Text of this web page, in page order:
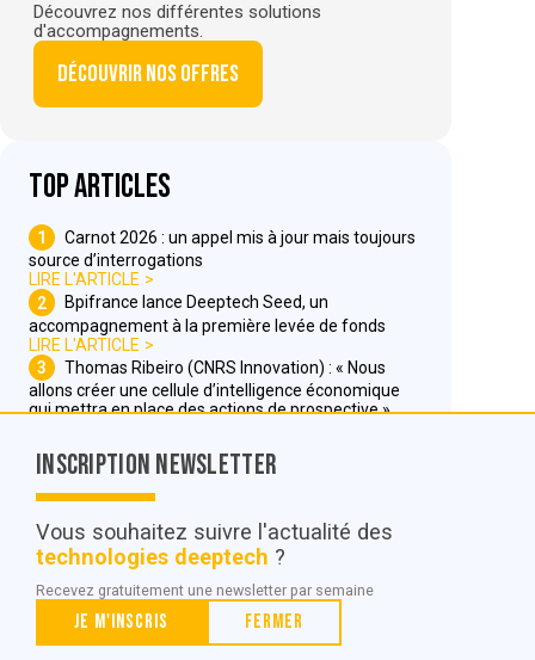
Découvrez nos différentes solutions
d'accompagnements.
Découvrir nos offres
Top articles
1
Carnot 2026 : un appel mis à jour mais toujours
source d’interrogations
LIRE L'ARTICLE
2
Bpifrance lance Deeptech Seed, un
accompagnement à la première levée de fonds
LIRE L'ARTICLE
3
Thomas Ribeiro (CNRS Innovation) : « Nous
allons créer une cellule d’intelligence économique
qui mettra en place des actions de prospective »
© POC Media 2026
Tous droits réservés.
Qui sommes nous ?
Mentions légales
Inscription Newsletter
Vous souhaitez suivre l'actualité des
technologies deeptech ?
Recevez gratuitement une newsletter par semaine
Je m'inscris Fermer